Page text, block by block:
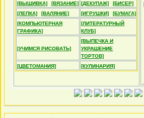
[ВЫШИВКА] [ВЯЗАНИЕ] [ДЕКУПАЖ]
[БИСЕР]
[ЛЕПКА]
[ВАЛЯНИЕ] [ИГРУШКИ]
[БУМАГА]
[КОМПЬЮТЕРНАЯ
ГРАФИКА]
[ЛИТЕРАТУРНЫЙ
КЛУБ]
[УЧИМСЯ РИСОВАТЬ]
[ВЫПЕЧКА И
УКРАШЕНИЕ
ТОРТОВ]
[ЦВЕТОМАНИЯ]
[КУЛИНАРИЯ]